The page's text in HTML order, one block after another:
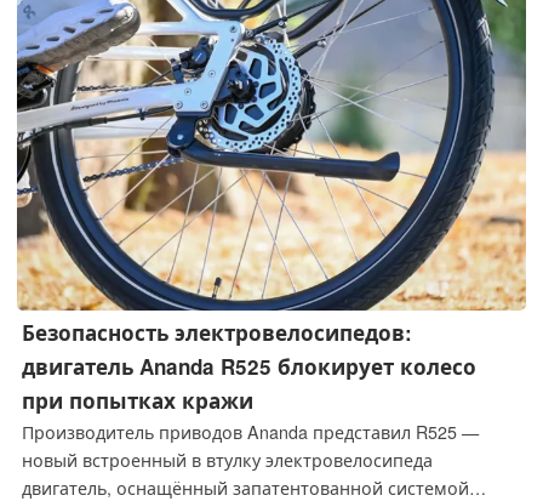
Безопасность электровелосипедов:
двигатель Ananda R525 блокирует колесо
при попытках кражи
Производитель приводов Ananda представил R525 —
новый встроенный в втулку электровелосипеда
двигатель, оснащённый запатентованной системой